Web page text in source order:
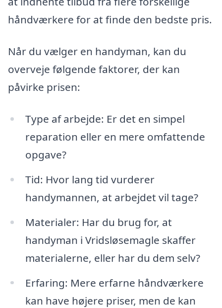
håndværkere for at finde den bedste pris.
Når du vælger en handyman, kan du
overveje følgende faktorer, der kan
påvirke prisen:
Type af arbejde: Er det en simpel
reparation eller en mere omfattende
opgave?
Tid: Hvor lang tid vurderer
handymannen, at arbejdet vil tage?
Materialer: Har du brug for, at
handyman i Vridsløsemagle skaffer
materialerne, eller har du dem selv?
Erfaring: Mere erfarne håndværkere
kan have højere priser, men de kan